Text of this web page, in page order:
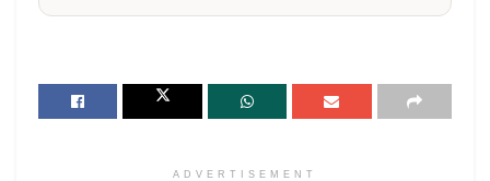
ADVERTISEMENT